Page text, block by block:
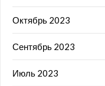
Октябрь 2023
Сентябрь 2023
Июль 2023